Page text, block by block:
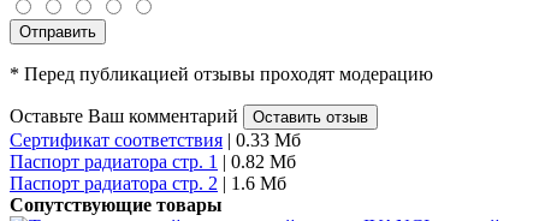
Отправить
* Перед публикацией отзывы проходят модерацию
Оставьте Ваш комментарий Оставить отзыв
Сертификат соответствия | 0.33 Мб
Паспорт радиатора стр. 1 | 0.82 Мб
Паспорт радиатора стр. 2 | 1.6 Мб
Сопутствующие товары